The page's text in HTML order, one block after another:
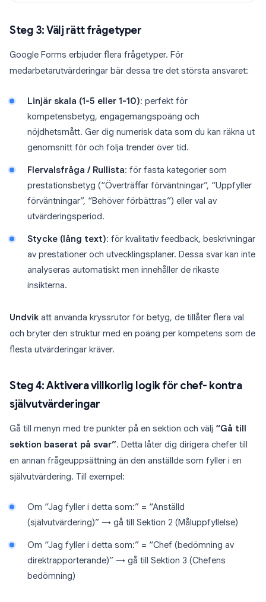
Steg 3: Välj rätt frågetyper
Google Forms erbjuder flera frågetyper. För
medarbetarutvärderingar bär dessa tre det största ansvaret:
Linjär skala (1-5 eller 1-10): perfekt för
kompetensbetyg, engagemangspoäng och
nöjdhetsmått. Ger dig numerisk data som du kan räkna ut
genomsnitt för och följa trender över tid.
Flervalsfråga / Rullista: för fasta kategorier som
prestationsbetyg (“Överträffar förväntningar”, “Uppfyller
förväntningar”, “Behöver förbättras”) eller val av
utvärderingsperiod.
Stycke (lång text): för kvalitativ feedback, beskrivningar
av prestationer och utvecklingsplaner. Dessa svar kan inte
analyseras automatiskt men innehåller de rikaste
insikterna.
Undvik att använda kryssrutor för betyg, de tillåter flera val
och bryter den struktur med en poäng per kompetens som de
flesta utvärderingar kräver.
Steg 4: Aktivera villkorlig logik för chef- kontra
självutvärderingar
Gå till menyn med tre punkter på en sektion och välj “Gå till
sektion baserat på svar”. Detta låter dig dirigera chefer till
en annan frågeuppsättning än den anställde som fyller i en
självutvärdering. Till exempel:
Om “Jag fyller i detta som:” = “Anställd
(självutvärdering)” → gå till Sektion 2 (Måluppfyllelse)
Om “Jag fyller i detta som:” = “Chef (bedömning av
direktrapporterande)” → gå till Sektion 3 (Chefens
bedömning)